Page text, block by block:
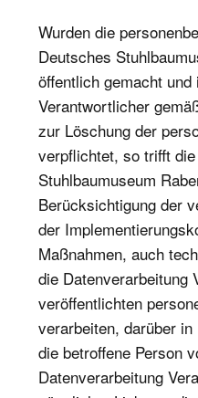
Wurden die
Deutsches
öffentlich gemacht
Verantwortlicher
zur Löschung der
verpflichtet, so trifft
Stuhlbaumuseum
Berücksichtigung der
der
Maßnahmen, auch
die Datenverarbeitung
veröffentlichten
verarbeiten, darüber
die betroffene Person
Datenverarbeitung